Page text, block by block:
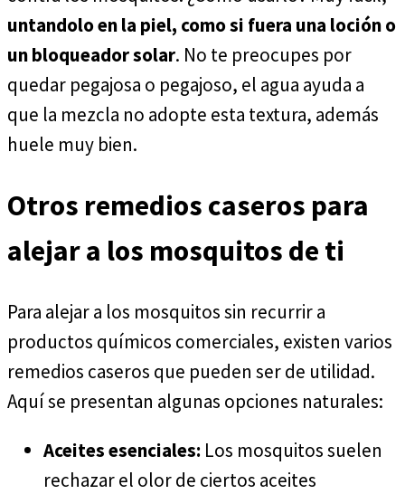
untandolo en la piel, como si fuera una loción o
un bloqueador solar. No te preocupes por
quedar pegajosa o pegajoso, el agua ayuda a
que la mezcla no adopte esta textura, además
huele muy bien.
Otros remedios caseros para
alejar a los mosquitos de ti
Para alejar a los mosquitos sin recurrir a
productos químicos comerciales, existen varios
remedios caseros que pueden ser de utilidad.
Aquí se presentan algunas opciones naturales:
Aceites esenciales: Los mosquitos suelen
rechazar el olor de ciertos aceites